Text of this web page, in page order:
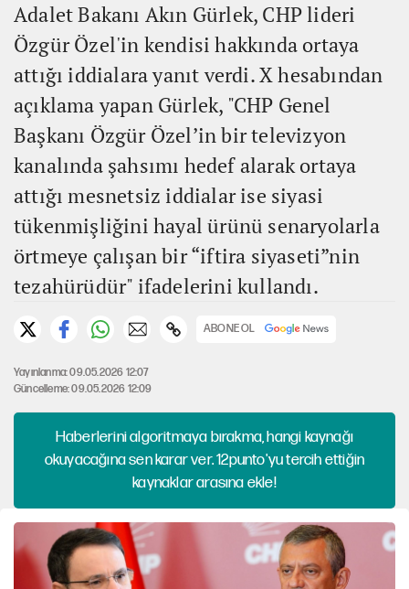
Adalet Bakanı Akın Gürlek, CHP lideri
Özgür Özel'in kendisi hakkında ortaya
attığı iddialara yanıt verdi. X hesabından
açıklama yapan Gürlek, "CHP Genel
Başkanı Özgür Özel’in bir televizyon
kanalında şahsımı hedef alarak ortaya
attığı mesnetsiz iddialar ise siyasi
tükenmişliğini hayal ürünü senaryolarla
örtmeye çalışan bir “iftira siyaseti”nin
tezahürüdür" ifadelerini kullandı.
ABONE OL
Yayınlanma: 09.05.2026 12:07
Güncelleme: 09.05.2026 12:09
Haberlerini algoritmaya bırakma, hangi kaynağı
okuyacağına sen karar ver. 12punto'yu tercih ettiğin
kaynaklar arasına ekle!